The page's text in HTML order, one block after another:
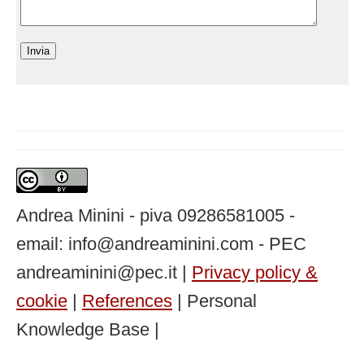
Andrea Minini - piva 09286581005 -
email: info@andreaminini.com - PEC
andreaminini@pec.it | Privacy policy &
cookie | References | Personal
Knowledge Base |